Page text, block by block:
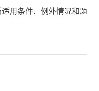
用条件、例外情况和题